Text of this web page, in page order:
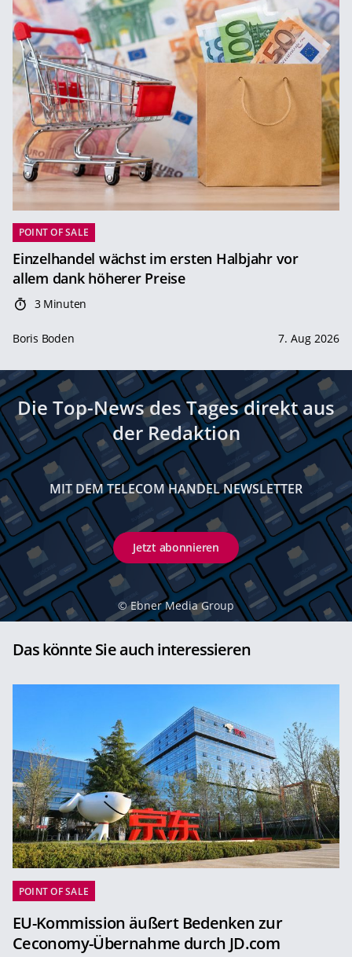
POINT OF SALE
Einzelhandel wächst im ersten Halbjahr vor
allem dank höherer Preise
3 Minuten
Boris Boden 7. Aug 2026
Die Top-News des Tages direkt aus
der Redaktion
MIT DEM TELECOM HANDEL NEWSLETTER
Jetzt abonnieren
© Ebner Media Group
Das könnte Sie auch interessieren
POINT OF SALE
EU-Kommission äußert Bedenken zur
Ceconomy-Übernahme durch JD.com